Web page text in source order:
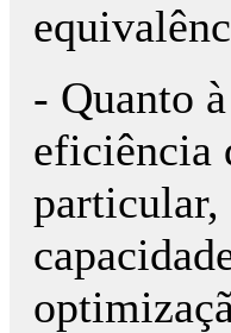
- Quanto
eficiência
particular,